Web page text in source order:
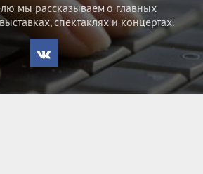
мы рассказываем о главных
спектаклях и концертах.